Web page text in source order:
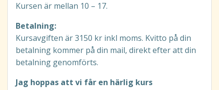
Kursen är mellan 10 – 17.
Betalning:
Kursavgiften är 3150 kr inkl moms. Kvitto på din
betalning kommer på din mail, direkt efter att din
betalning genomförts.
Jag hoppas att vi får en härlig kurs